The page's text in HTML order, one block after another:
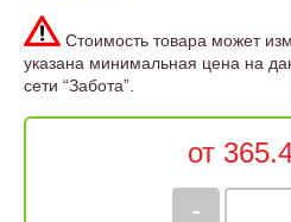
Стоимость товара может
указана минимальная цена на
сети “Забота”.
от
-